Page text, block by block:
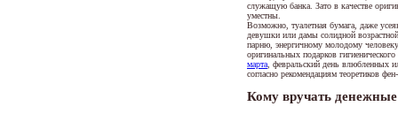
служащую банка. Зато в качестве
уместны.
Возможно, туалетная бумага, даже
девушки или дамы солидной
парню, энергичному молодому
оригинальных подарков
марта , февральский день влюбленных
согласно рекомендациям теоретиков
Кому вручать